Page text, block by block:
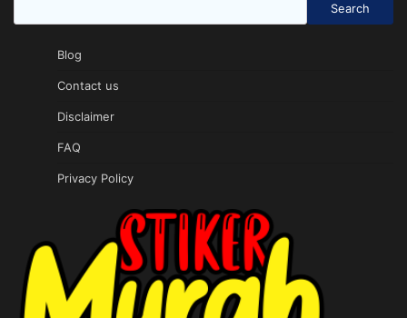
Search
Blog
Contact us
Disclaimer
FAQ
Privacy Policy